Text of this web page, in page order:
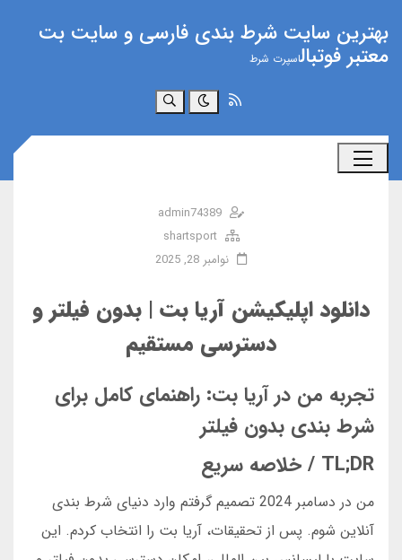
بهترین سایت شرط بندی فارسی و سایت بت
معتبر فوتبالاسپرت شرط
جستجو
admin74389
shartsport
نوامبر 28, 2025
دانلود اپلیکیشن آریا بت | بدون فیلتر و
دسترسی مستقیم
تجربه من در آریا بت: راهنمای کامل برای
شرط بندی بدون فیلتر
TL;DR / خلاصه سریع
من در دسامبر 2024 تصمیم گرفتم وارد دنیای شرط بندی
آنلاین شوم. پس از تحقیقات، آریا بت را انتخاب کردم. این